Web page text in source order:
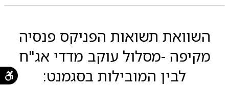
השוואת תשואות הפניקס פנסיה
מקיפה -מסלול עוקב מדדי אג"ח
לבין המובילות בסגמנט: